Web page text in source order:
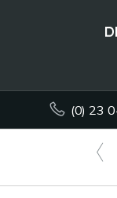
(0) 23